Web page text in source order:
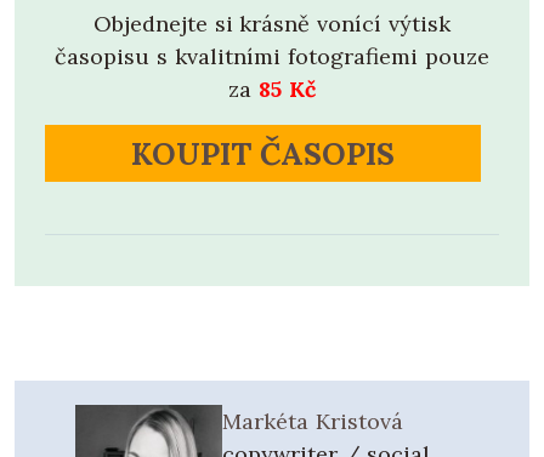
Objednejte si krásně vonící výtisk
časopisu s kvalitními fotografiemi pouze
za 85 Kč
KOUPIT ČASOPIS
Markéta Kristová